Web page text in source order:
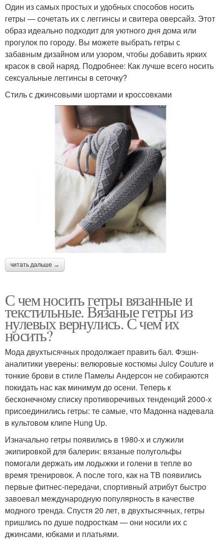
Один из самых простых и удобных способов носить
гетры — сочетать их с леггинсы и свитера оверсайз. Этот
образ идеально подходит для уютного дня дома или
прогулок по городу. Вы можете выбрать гетры с
забавным дизайном или узором, чтобы добавить ярких
красок в свой наряд. Подробнее: Как лучше всего носить
сексуальные леггинсы в сеточку?
Стиль с джинсовыми шортами и кроссовками
читать дальше →
С чем носить гетры вязанные и
текстильные. Вязаные гетры из
нулевых вернулись. С чем их
носить?
Мода двухтысячных продолжает править бал. Фэшн-
аналитики уверены: велюровые костюмы Juicy Couture и
тонкие брови в стиле Памелы Андерсон не собираются
покидать нас как минимум до осени. Теперь к
бесконечному списку противоречивых тенденций 2000-х
присоединились гетры: те самые, что Мадонна надевала
в культовом клипе Hung Up.
Изначально гетры появились в 1980-х и служили
экипировкой для балерин: вязаные полугольфы
помогали держать им лодыжки и голени в тепле во
время тренировок. А после того, как на ТВ появились
первые фитнес-передачи, спортивный атрибут быстро
завоевал международную популярность в качестве
модного тренда. Спустя 20 лет, в двухтысячных, гетры
пришлись по душе подросткам — они носили их с
джинсами, юбками и платьями.